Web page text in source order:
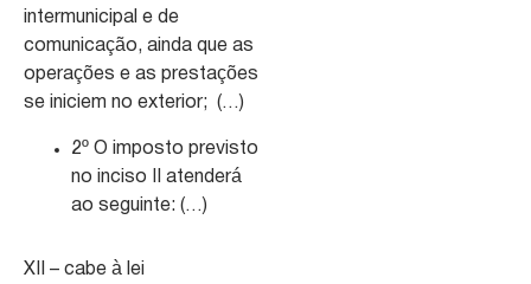
intermunicipal e de
comunicação, ainda que as
operações e as prestações
se iniciem no exterior; (…)
2º O imposto previsto
no inciso II atenderá
ao seguinte: (…)
XII – cabe à lei